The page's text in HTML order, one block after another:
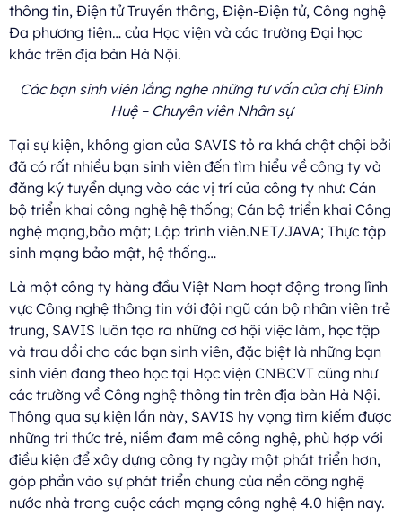
thông tin, Điện tử Truyền thông, Điện-Điện tử, Công nghệ
Đa phương tiện… của Học viện và các trường Đại học
khác trên địa bàn Hà Nội.
Các bạn sinh viên lắng nghe những tư vấn của chị Đinh
Huệ – Chuyên viên Nhân sự
Tại sự kiện, không gian của SAVIS tỏ ra khá chật chội bởi
đã có rất nhiều bạn sinh viên đến tìm hiểu về công ty và
đăng ký tuyển dụng vào các vị trí của công ty như: Cán
bộ triển khai công nghệ hệ thống; Cán bộ triển khai Công
nghệ mạng,bảo mật; Lập trình viên.NET/JAVA; Thực tập
sinh mạng bảo mật, hệ thống…
Là một công ty hàng đầu Việt Nam hoạt động trong lĩnh
vực Công nghệ thông tin với đội ngũ cán bộ nhân viên trẻ
trung, SAVIS luôn tạo ra những cơ hội việc làm, học tập
và trau dồi cho các bạn sinh viên, đặc biệt là những bạn
sinh viên đang theo học tại Học viện CNBCVT cũng như
các trường về Công nghệ thông tin trên địa bàn Hà Nội.
Thông qua sự kiện lần này, SAVIS hy vọng tìm kiếm được
những tri thức trẻ, niềm đam mê công nghệ, phù hợp với
điều kiện để xây dựng công ty ngày một phát triển hơn,
góp phần vào sự phát triển chung của nền công nghệ
nước nhà trong cuộc cách mạng công nghệ 4.0 hiện nay.